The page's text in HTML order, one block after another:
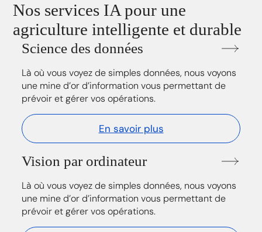
Nos services IA pour une
agriculture intelligente et durable
Science des données
Là où vous voyez de simples données, nous voyons
une mine d’or d’information vous permettant de
prévoir et gérer vos opérations.
En savoir plus
Vision par ordinateur
Là où vous voyez de simples données, nous voyons
une mine d’or d’information vous permettant de
prévoir et gérer vos opérations.